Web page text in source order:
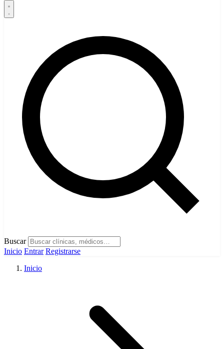
Buscar
Inicio Entrar Registrarse
Inicio